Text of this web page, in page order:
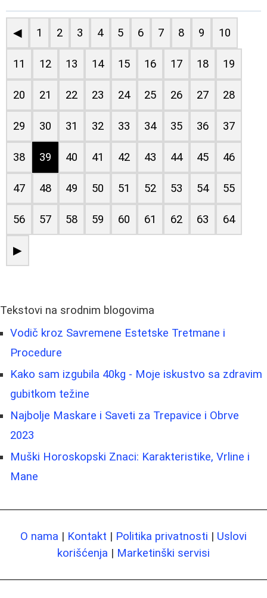
◀ 1 2 3 4 5 6 7 8 9 10
11 12 13 14 15 16 17 18 19
20 21 22 23 24 25 26 27 28
29 30 31 32 33 34 35 36 37
38 39 40 41 42 43 44 45 46
47 48 49 50 51 52 53 54 55
56 57 58 59 60 61 62 63 64
▶
Tekstovi na srodnim blogovima
Vodič kroz Savremene Estetske Tretmane i
Procedure
Kako sam izgubila 40kg - Moje iskustvo sa zdravim
gubitkom težine
Najbolje Maskare i Saveti za Trepavice i Obrve
2023
Muški Horoskopski Znaci: Karakteristike, Vrline i
Mane
O nama | Kontakt | Politika privatnosti | Uslovi
korišćenja | Marketinški servisi